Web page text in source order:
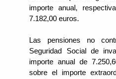
importe anual,
7.182,00 euros.
Las pensiones no
Seguridad Social de
importe anual de
sobre el importe